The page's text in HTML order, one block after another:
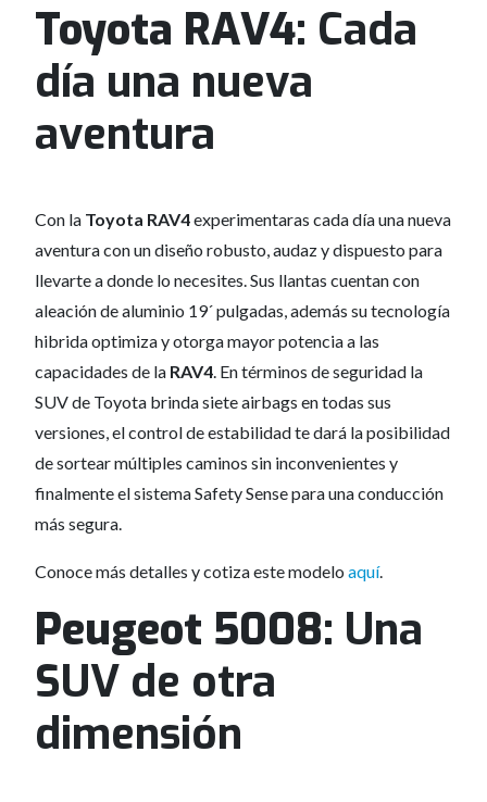
Toyota RAV4: Cada
día una nueva
aventura
Con la Toyota RAV4experimentaras cada día una nueva
aventura con un diseño robusto, audaz y dispuesto para
llevarte a donde lo necesites. Sus llantas cuentan con
aleación de aluminio 19´ pulgadas, además su tecnología
hibrida optimiza y otorga mayor potencia a las
capacidades de la RAV4. En términos de seguridad la
SUV de Toyota brinda siete airbags en todas sus
versiones, el control de estabilidad te dará la posibilidad
de sortear múltiples caminos sin inconvenientes y
finalmente el sistema Safety Sense para una conducción
más segura.
Conoce más detalles y cotiza este modelo aquí.
Peugeot 5008: Una
SUV de otra
dimensión